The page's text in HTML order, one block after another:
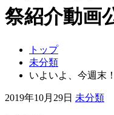
シ
ョ
祭紹介動画
トップ
未分類
いよいよ、今週末
2019年10月29日 未分類